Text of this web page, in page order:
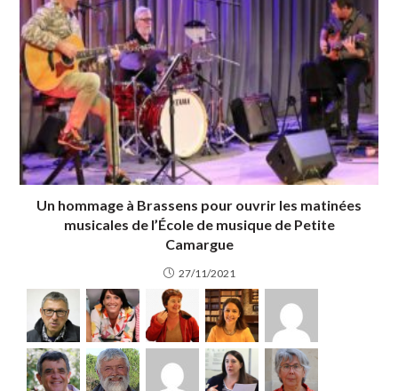
Un hommage à Brassens pour ouvrir les matinées
musicales de l’École de musique de Petite
Camargue
27/11/2021